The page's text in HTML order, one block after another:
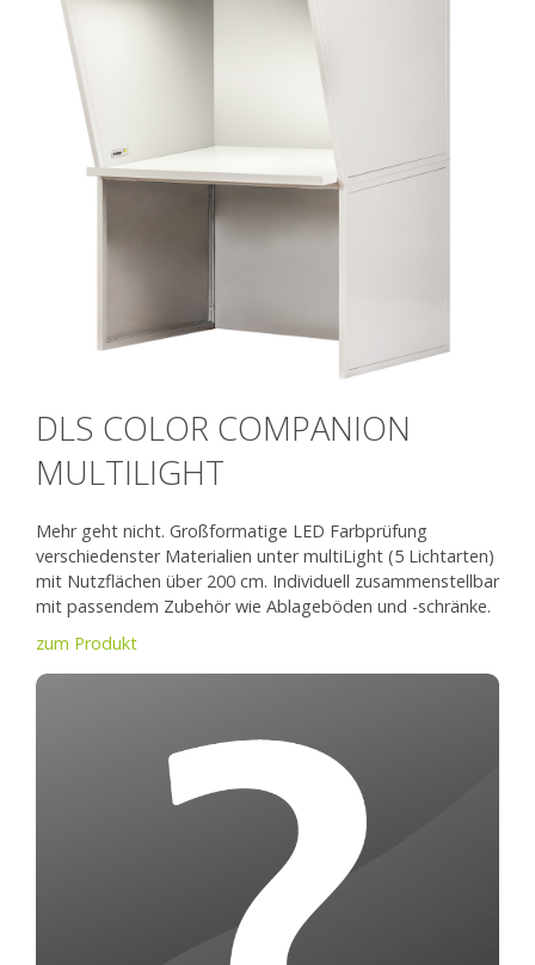
DLS COLOR COMPANION
MULTILIGHT
Mehr geht nicht. Großformatige LED Farbprüfung
verschiedenster Materialien unter multiLight (5 Lichtarten)
mit Nutzflächen über 200 cm. Individuell zusammenstellbar
mit passendem Zubehör wie Ablageböden und -schränke.
zum Produkt